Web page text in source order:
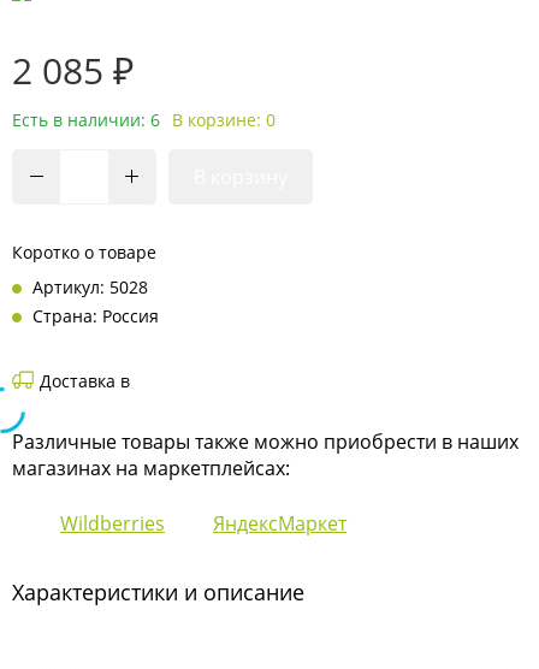
2 085 ₽
Есть в наличии: 6 В корзине: 0
Коротко о товаре
Артикул: 5028
Страна: Россия
Доставка в
Различные товары также можно приобрести в наших
магазинах на маркетплейсах:
Wildberries ЯндексМаркет
Характеристики и описание